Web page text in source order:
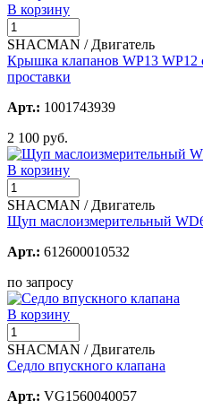
В корзину
SHACMAN / Двигатель
Крышка клапанов WP13 WP12
проставки
Арт.: 1001743939
2 100 руб.
В корзину
SHACMAN / Двигатель
Щуп маслоизмерительный
Арт.: 612600010532
по запросу
В корзину
SHACMAN / Двигатель
Седло впускного клапана
Арт.: VG1560040057